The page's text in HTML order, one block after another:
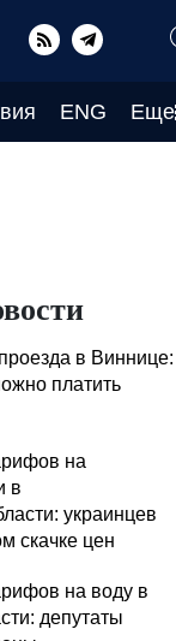
ENG Еще
в Виннице:
платить
на
в
украинцев
скачке цен
на воду в
депутаты